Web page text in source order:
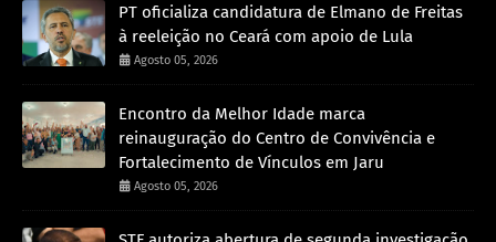
PT oficializa candidatura de Elmano de Freitas
à reeleição no Ceará com apoio de Lula
Agosto 05, 2026
Encontro da Melhor Idade marca
reinauguração do Centro de Convivência e
Fortalecimento de Vínculos em Jaru
Agosto 05, 2026